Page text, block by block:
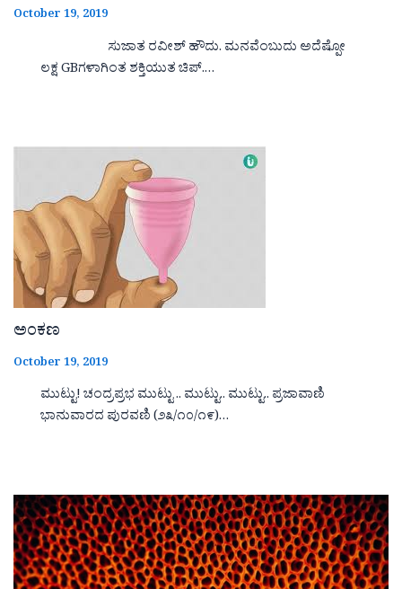
October 19, 2019
ಸುಜಾತ ರವೀಶ್ ಹೌದು. ಮನವೆಂಬುದು ಅದೆಷ್ಪೋ
ಲಕ್ಷ GBಗಳಾಗಿಂತ ಶಕ್ತಿಯುತ ಚಿಪ್.…
ಅಂಕಣ
October 19, 2019
ಮುಟ್ಟು! ಚಂದ್ರಪ್ರಭ ಮುಟ್ಟು .. ಮುಟ್ಟು.. ಮುಟ್ಟು.. ಪ್ರಜಾವಾಣಿ
ಭಾನುವಾರದ ಪುರವಣಿ (೨೩/೧೦/೧೯)…